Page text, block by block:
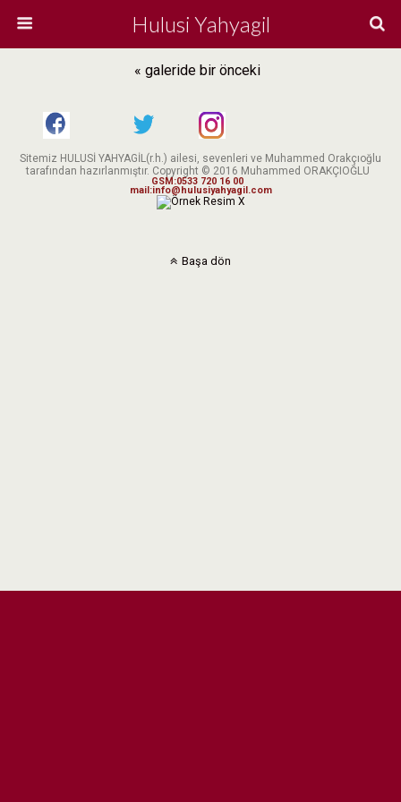
Hulusi Yahyagil
« galeride bir önceki
Sitemiz HULUSİ YAHYAGİL(r.h.) ailesi, sevenleri ve Muhammed Orakçıoğlu
tarafından hazırlanmıştır. Copyright © 2016 Muhammed ORAKÇIOĞLU
GSM:0533 720 16 00
mail:info@hulusiyahyagil.com
X
Başa dön